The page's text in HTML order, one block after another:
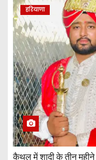
हरियाणा
कैथल में शादी के तीन महीने